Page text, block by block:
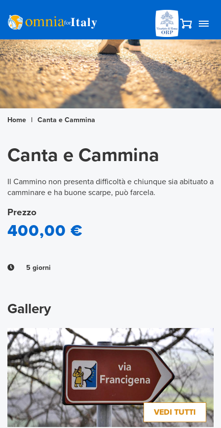
Home | Canta e Cammina
Canta e Cammina
Il Cammino non presenta difficoltà e chiunque sia abituato a
camminare e ha buone scarpe, può farcela.
Prezzo
400,00 €
5 giorni
Gallery
VEDI TUTTI